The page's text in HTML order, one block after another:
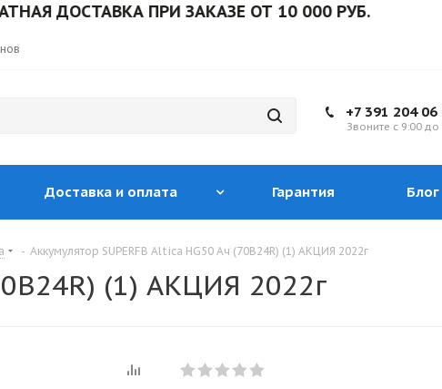
ДОСТАВКА ПРИ ЗАКАЗЕ ОТ 10 000 РУБ.
+7 391 204 06
Звоните с 9:00 до
Доставка и оплата Гарантия Блог
- Аккумулятор SUPERFB Altica HG50 Ач (70B24R) (1) АКЦИЯ 2022г
(1) АКЦИЯ 2022г